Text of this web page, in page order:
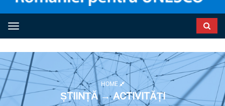
Toggle navigation
HOME
ȘTIINȚĂ → ACTIVITĂȚI